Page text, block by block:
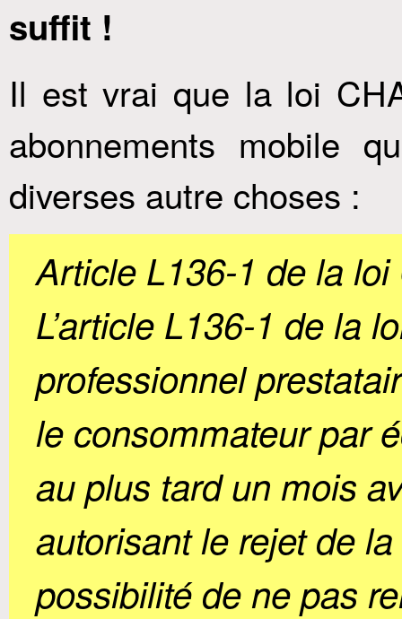
suffit !
Il est vrai que la loi
abonnements mobile
diverses autre choses :
Article L136-1 de la loi
L’article L136-1 de la
professionnel
le consommateur par
au plus tard un mois
autorisant le rejet de
possibilité de ne pas